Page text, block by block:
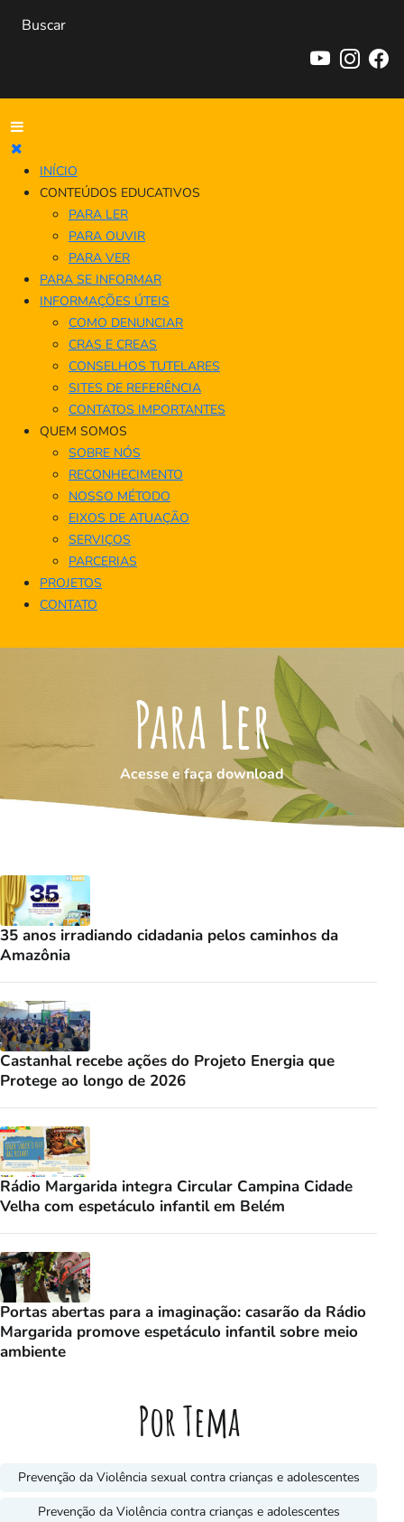
INÍCIO
CONTEÚDOS EDUCATIVOS
PARA LER
PARA OUVIR
PARA VER
PARA SE INFORMAR
INFORMAÇÕES ÚTEIS
COMO DENUNCIAR
CRAS E CREAS
CONSELHOS TUTELARES
SITES DE REFERÊNCIA
CONTATOS IMPORTANTES
QUEM SOMOS
SOBRE NÓS
RECONHECIMENTO
NOSSO MÉTODO
EIXOS DE ATUAÇÃO
SERVIÇOS
PARCERIAS
PROJETOS
CONTATO
Para Ler
Acesse e faça download
35 anos irradiando cidadania pelos caminhos da
Amazônia
Castanhal recebe ações do Projeto Energia que
Protege ao longo de 2026
Rádio Margarida integra Circular Campina Cidade
Velha com espetáculo infantil em Belém
Portas abertas para a imaginação: casarão da Rádio
Margarida promove espetáculo infantil sobre meio
ambiente
Por Tema
Prevenção da Violência sexual contra crianças e adolescentes
Prevenção da Violência contra crianças e adolescentes